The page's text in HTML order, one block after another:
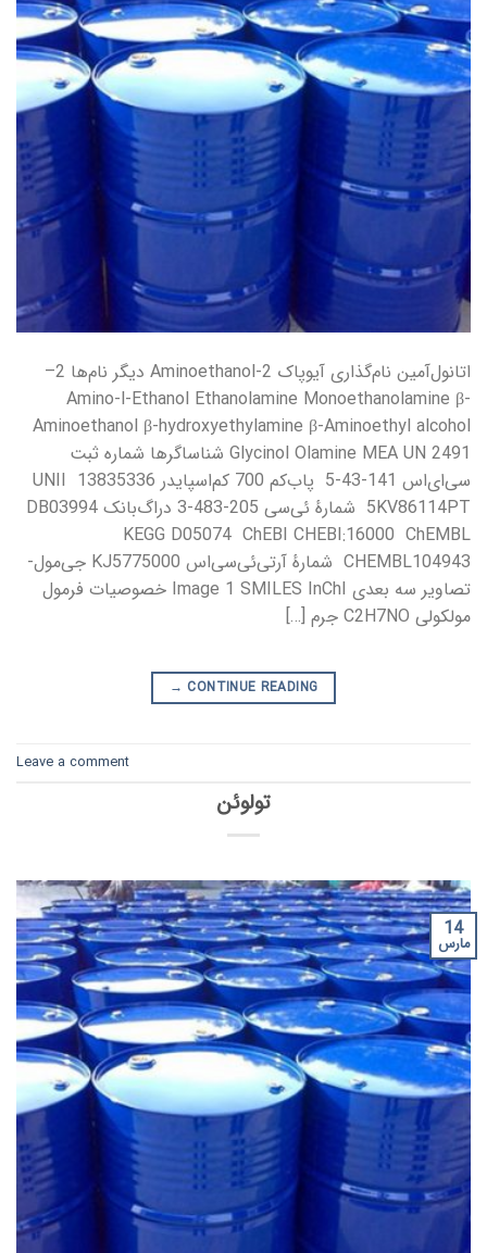
اتانول‌آمین نام‌گذاری آیوپاک 2-Aminoethanol دیگر نام‌ها 2–
Amino-l-Ethanol Ethanolamine Monoethanolamine β-
Aminoethanol β-hydroxyethylamine β-Aminoethyl alcohol
Glycinol Olamine MEA UN 2491 شناساگرها شماره ثبت
سی‌ای‌اس 141-43-5 پاب‌کم 700 کم‌اسپایدر 13835336 UNII
5KV86114PT شمارهٔ ئی‌سی 205-483-3 دراگ‌بانک DB03994
KEGG D05074 ChEBI CHEBI:16000 ChEMBL
CHEMBL104943 شمارهٔ آرتی‌ئی‌سی‌اس KJ5775000 جی‌مول-
تصاویر سه بعدی Image 1 SMILES InChI خصوصیات فرمول
مولکولی C2H7NO جرم […]
CONTINUE READING
→
Leave a comment
تولوئن
14
مارس